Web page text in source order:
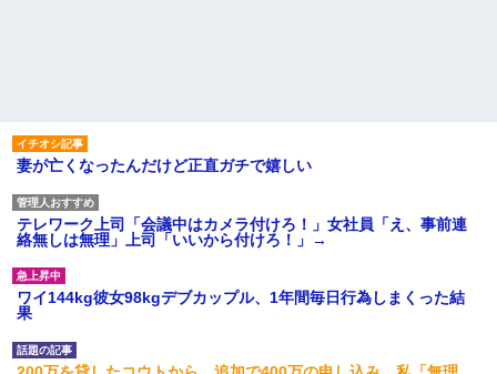
妻が亡くなったんだけど正直ガチで嬉しい
テレワーク上司「会議中はカメラ付けろ！」女社員「え、事前連
絡無しは無理」上司「いいから付けろ！」→
ワイ144kg彼女98kgデブカップル、1年間毎日行為しまくった結
果